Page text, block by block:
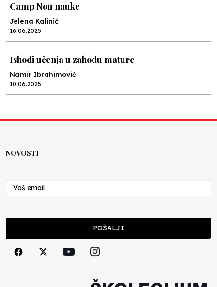
Camp Nou nauke
Jelena Kalinić
16.06.2025
Ishodi učenja u zahodu mature
Namir Ibrahimović
10.06.2025
Nenad Veličković
29.10.2024
Cuke i djeca
NOVOSTI
POŠALJI